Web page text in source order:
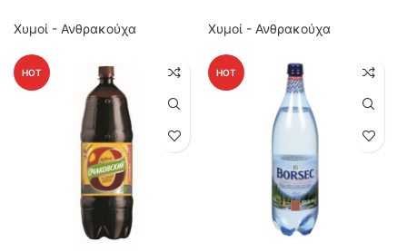
Χυμοί - Ανθρακούχα Χυμοί - Ανθρακούχα
HOT HOT